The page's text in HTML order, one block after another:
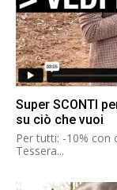
Super SCONTI
su ciò che vuoi
Per tutti: -10% con
Tessera...